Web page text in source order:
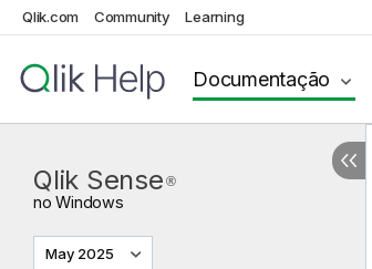
Qlik.com Community Learning
Documentação
Qlik Sense ®
noWindows
May 2025